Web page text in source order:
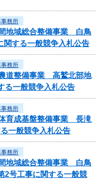
務所
地域総合整備事業 白鳥
する一般競争入札公告
務所
道整備事業 高鷲北部地
る一般競争入札公告
務所
育成基盤整備事業 長滝
一般競争入札公告
務所
地域総合整備事業 白鳥
号工事に関する一般競